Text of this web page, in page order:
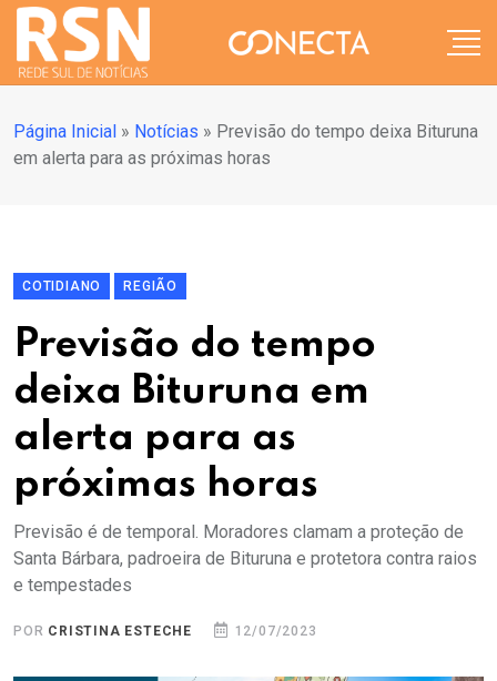
Página Inicial » Notícias » Previsão do tempo deixa Bituruna
em alerta para as próximas horas
COTIDIANO REGIÃO
Previsão do tempo
deixa Bituruna em
alerta para as
próximas horas
Previsão é de temporal. Moradores clamam a proteção de
Santa Bárbara, padroeira de Bituruna e protetora contra raios
e tempestades
POR CRISTINA ESTECHE 12/07/2023